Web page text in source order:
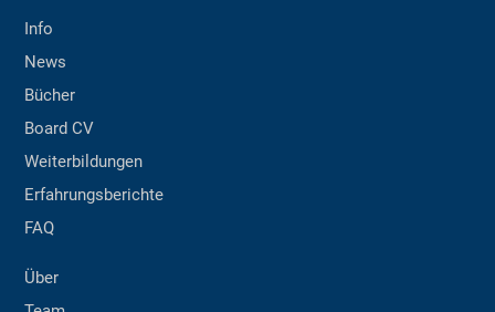
Info
News
Bücher
Board CV
Weiterbildungen
Erfahrungsberichte
FAQ
Über